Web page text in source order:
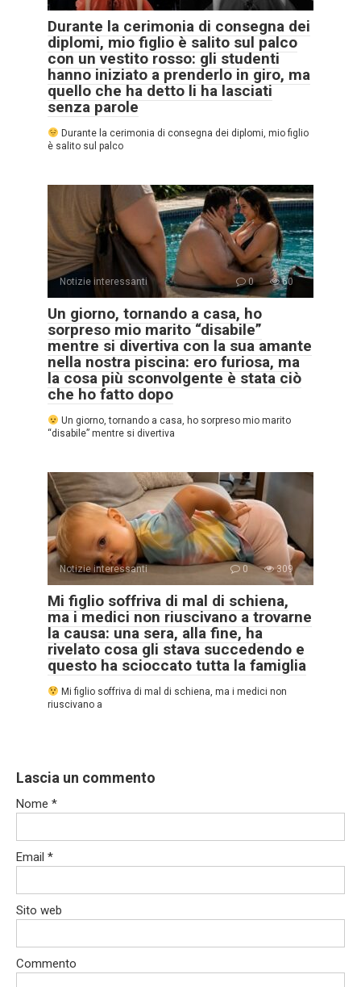
Durante la cerimonia di consegna dei
diplomi, mio figlio è salito sul palco
con un vestito rosso: gli studenti
hanno iniziato a prenderlo in giro, ma
quello che ha detto li ha lasciati
senza parole
Durante la cerimonia di consegna dei diplomi, mio figlio
è salito sul palco
Notizie interessanti 0 60
Un giorno, tornando a casa, ho
sorpreso mio marito “disabile”
mentre si divertiva con la sua amante
nella nostra piscina: ero furiosa, ma
la cosa più sconvolgente è stata ciò
che ho fatto dopo
Un giorno, tornando a casa, ho sorpreso mio marito
“disabile” mentre si divertiva
Notizie interessanti 0 309
Mi figlio soffriva di mal di schiena,
ma i medici non riuscivano a trovarne
la causa: una sera, alla fine, ha
rivelato cosa gli stava succedendo e
questo ha scioccato tutta la famiglia
Mi figlio soffriva di mal di schiena, ma i medici non
riuscivano a
Lascia un commento
Nome *
Email *
Sito web
Commento